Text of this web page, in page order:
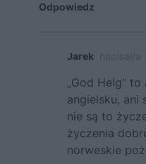
Odpowiedz
Jarek
„God Helg”
angielsku, ani
nie są to
życzenia
norweskie